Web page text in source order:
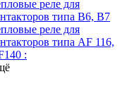
реле для
типа В6, В7
реле для
типа AF 116,
: